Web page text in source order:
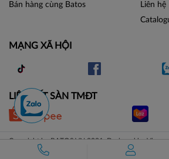
Bán hàng cùng Batos
Liên hệ
MẠNG XÃ HỘI
LIÊN KẾT SÀN TMĐT
Copyright by BATOS.VN 2021. Designed by